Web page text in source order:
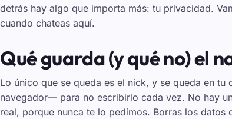
detrás hay algo que importa más: tu privacidad.
cuando chateas aquí.
Qué guarda (y qué no) el
Lo único que se queda es el nick, y se queda en
navegador— para no escribirlo cada vez. No hay
real, porque nunca te lo pedimos. Borras los